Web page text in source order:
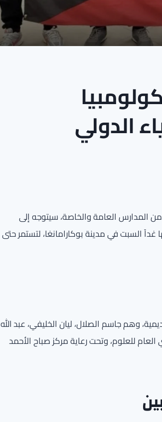
الدولي
من المدارس العامة والخاصة، سيتوجه إلى
غداً السبت في مدينة بوكارامانغا، لتستمر حتى
وهم جاسم الصلال، ليان الخليفي، عبد الله
للعلوم، وتحت رعاية مركز صباح الأحمد